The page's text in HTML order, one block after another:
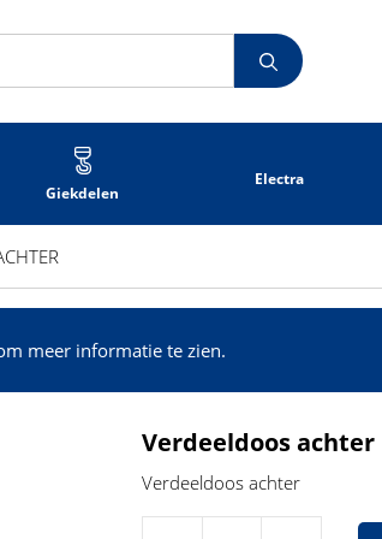
Giekdelen
Electra
meer informatie te zien.
Verdeeldoos achter
Verdeeldoos achter